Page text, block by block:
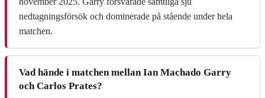
nedtagningsförsök och dominerade på stående under hela
matchen.
Vad hände i matchen mellan Ian Machado Garry
och Carlos Prates?